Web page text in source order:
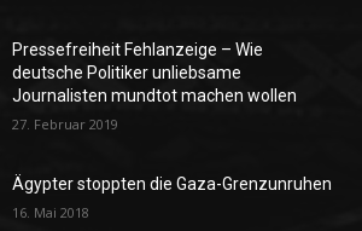
Pressefreiheit Fehlanzeige – Wie
deutsche Politiker unliebsame
Journalisten mundtot machen wollen
27. Februar 2019
Ägypter stoppten die Gaza-Grenzunruhen
16. Mai 2018